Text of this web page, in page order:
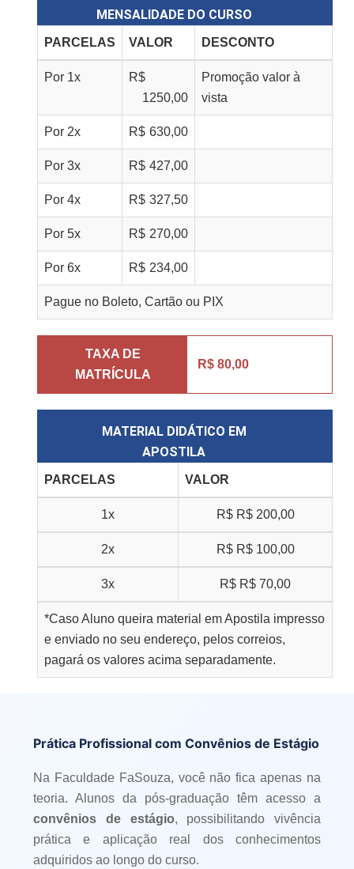
MENSALIDADE DO CURSO
PARCELAS VALOR DESCONTO
Por 1x
R$
1250,00
Promoção valor à
vista
Por 2x R$ 630,00
Por 3x R$ 427,00
Por 4x R$ 327,50
Por 5x R$ 270,00
Por 6x R$ 234,00
Pague no Boleto, Cartão ou PIX
TAXA DE
MATRÍCULA
R$ 80,00
MATERIAL DIDÁTICO EM
APOSTILA
PARCELAS VALOR
1x R$ R$ 200,00
2x R$ R$ 100,00
3x R$ R$ 70,00
*Caso Aluno queira material em Apostila impresso
e enviado no seu endereço, pelos correios,
pagará os valores acima separadamente.
Prática Profissional com Convênios de Estágio
Na Faculdade FaSouza, você não fica apenas na
teoria. Alunos da pós-graduação têm acesso a
convênios de estágio, possibilitando vivência
prática e aplicação real dos conhecimentos
adquiridos ao longo do curso.